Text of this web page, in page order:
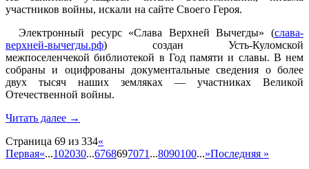
участников войны, искали на сайте Своего Героя.
Электронный ресурс «Слава Верхней Вычегды» (слава-
верхней-вычегды.рф) создан Усть-Куломской
межпоселенчекой библиотекой в Год памяти и славы. В нем
собраны и оцифрованы документальные сведения о более
двух тысяч наших земляках — участниках Великой
Отечественной войны.
Читать далее →
Страница 69 из 334«
Первая«...102030...6768697071 ...8090100...»Последняя »